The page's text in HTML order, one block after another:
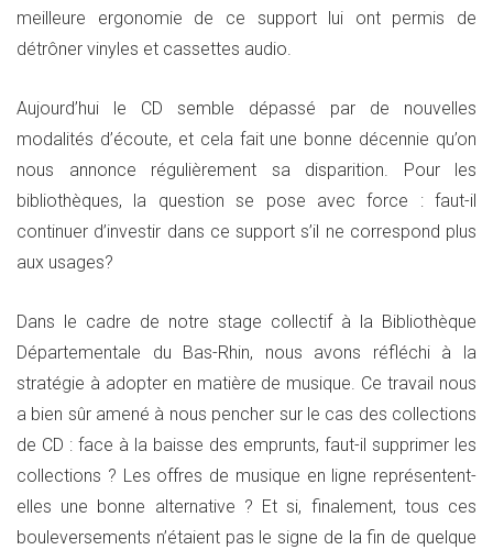
meilleure ergonomie de ce support lui ont permis de
détrôner vinyles et cassettes audio.
Aujourd’hui le CD semble dépassé par de nouvelles
modalités d’écoute, et cela fait une bonne décennie qu’on
nous annonce régulièrement sa disparition. Pour les
bibliothèques, la question se pose avec force : faut-il
continuer d’investir dans ce support s’il ne correspond plus
aux usages?
Dans le cadre de notre stage collectif à la Bibliothèque
Départementale du Bas-Rhin, nous avons réfléchi à la
stratégie à adopter en matière de musique. Ce travail nous
a bien sûr amené à nous pencher sur le cas des collections
de CD : face à la baisse des emprunts, faut-il supprimer les
collections ? Les offres de musique en ligne représentent-
elles une bonne alternative ? Et si, finalement, tous ces
bouleversements n’étaient pas le signe de la fin de quelque